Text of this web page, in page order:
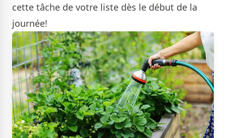
cette tâche de votre liste dès le début de la
journée!